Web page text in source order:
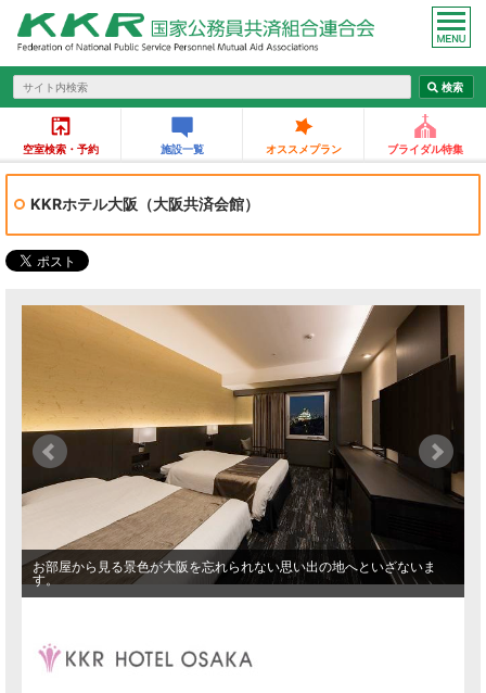
空室検索・予約 施設一覧 オススメプラン ブライダル特集
KKRホテル大阪（大阪共済会館）
お部屋から見る景色が大阪を忘れられない思い出の地へといざないま
す。